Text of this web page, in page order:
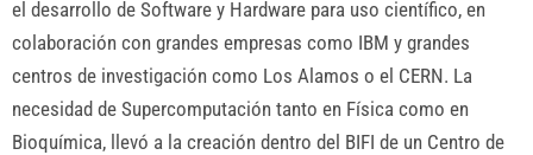
el desarrollo de Software y Hardware para uso científico, en
colaboración con grandes empresas como IBM y grandes
centros de investigación como Los Alamos o el CERN. La
necesidad de Supercomputación tanto en Física como en
Bioquímica, llevó a la creación dentro del BIFI de un Centro de